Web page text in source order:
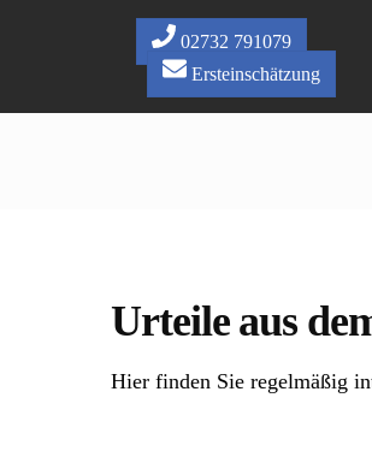
02732 791079
Ersteinschätzung
Urteile aus
Hier finden Sie regelmäßig